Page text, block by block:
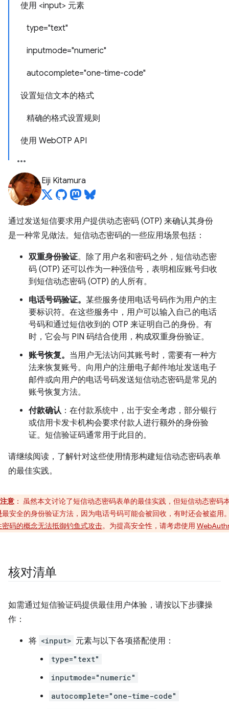
使用 <input> 元素
type="text"
inputmode="numeric"
autocomplete="one-time-code"
设置短信文本的格式
精确的格式设置规则
使用 WebOTP API
Eiji Kitamura
通过发送短信要求用户提供动态密码 (OTP) 来确认其身份
是一种常见做法。短信动态密码的一些应用场景包括：
双重身份验证。除了用户名和密码之外，短信动态密
码 (OTP) 还可以作为一种强信号，表明相应账号归收
到短信动态密码 (OTP) 的人所有。
电话号码验证。 某些服务使用电话号码作为用户的主
要标识符。在这些服务中，用户可以输入自己的电话
号码和通过短信收到的 OTP 来证明自己的身份。有
时，它会与 PIN 码结合使用，构成双重身份验证。
账号恢复。 当用户无法访问其账号时，需要有一种方
法来恢复账号。向用户的注册电子邮件地址发送电子
邮件或向用户的电话号码发送短信动态密码是常见的
账号恢复方法。
付款确认 ：在付款系统中，出于安全考虑，部分银行
或信用卡发卡机构会要求付款人进行额外的身份验
证。短信验证码通常用于此目的。
请继续阅读，了解针对这些使用情形构建短信动态密码表单
的最佳实践。
注意 ： 虽然本文讨论了短信动态密码表单的最佳实践，但短信动态密码
最安全的身份验证方法，因为电话号码可能会被回收，有时还会被盗用
密码的概念无法抵御钓鱼式攻击。为提高安全性，请考虑使用
核对清单
如需通过短信验证码提供最佳用户体验，请按以下步骤操
作：
将 <input> 元素与以下各项搭配使用：
type="text"
inputmode="numeric"
autocomplete="one-time-code"